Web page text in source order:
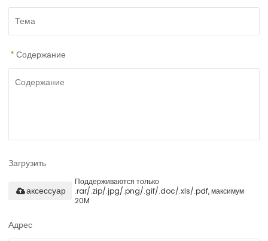
* Содержание
Загрузить
Поддерживаются только
.rar/.zip/.jpg/.png/.gif/.doc/.xls/.pdf, максимум
20M
аксессуар
Адрес